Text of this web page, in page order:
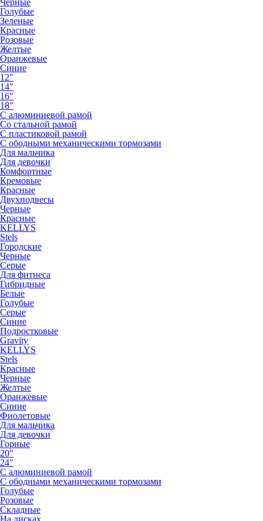
Черные
Голубые
Зеленые
Красные
Розовые
Желтые
Оранжевые
Синие
12"
14"
16"
18"
С алюминиевой рамой
Со стальной рамой
С пластиковой рамой
С ободными механическими тормозами
Для мальчика
Для девочки
Комфортные
Кремовые
Красные
Двухподвесы
Черные
Красные
KELLYS
Stels
Городские
Черные
Серые
Для фитнеса
Гибридные
Белые
Голубые
Серые
Синие
Подростковые
Gravity
KELLYS
Stels
Красные
Черные
Желтые
Оранжевые
Синие
Фиолетовые
Для мальчика
Для девочки
Горные
20"
24"
С алюминиевой рамой
С ободными механическими тормозами
Голубые
Розовые
Складные
На дисках